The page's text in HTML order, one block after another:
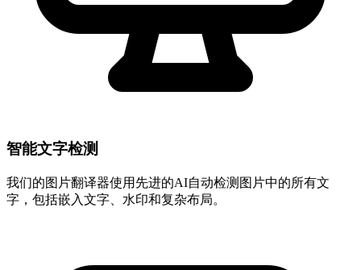
智能文字检测
我们的图片翻译器使用先进的AI自动检测图片中的所有文
字，包括嵌入文字、水印和复杂布局。